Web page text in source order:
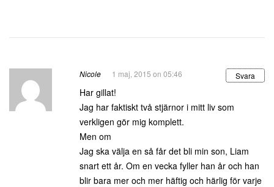
Nicole 1 maj, 2015 on 05:46 Svara
Har gillat!
Jag har faktiskt två stjärnor i mitt liv som
verkligen gör mig komplett.
Men om
Jag ska välja en så får det bli min son, Liam
snart ett år. Om en vecka fyller han år och han
blir bara mer och mer häftig och härlig för varje